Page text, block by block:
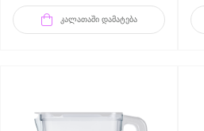
ᲙᲐᲚᲐᲗᲐᲨᲘ ᲓᲐᲛᲐᲢᲔᲑᲐ